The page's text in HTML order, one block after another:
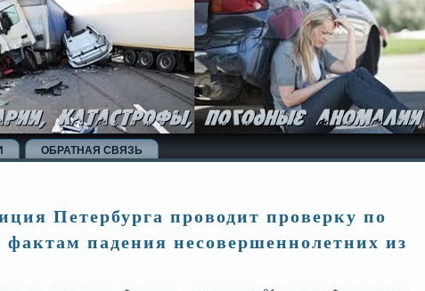
ОБРАТНАЯ СВЯЗЬ
Петербурга проводит прове­рку по
фактам паде­ния несове­ршеннолетних из